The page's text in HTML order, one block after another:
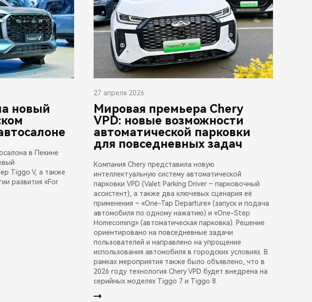
новый
в Пекине
Tiggo V, а также
развития «For
27 апреля 2026
Мировая премьера Chery
VPD: новые возможности
автоматической парковки
для повседневных задач
Компания Chery представила новую
интеллектуальную систему автоматической
парковки VPD (Valet Parking Driver – парковочный
ассистент), а также два ключевых сценария её
применения – «One-Tap Departure» (запуск и подача
автомобиля по одному нажатию) и «One-Step
Homecoming» (автоматическая парковка). Решение
ориентировано на повседневные задачи
пользователей и направлено на упрощение
использования автомобиля в городских условиях. В
рамках мероприятия также было объявлено, что в
2026 году технология Chery VPD будет внедрена на
серийных моделях Tiggo 7 и Tiggo 8.